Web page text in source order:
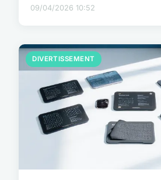
09/04/2026 10:52
DIVERTISSEMENT